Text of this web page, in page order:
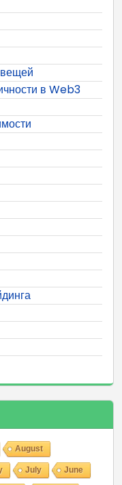
в Web3
August
July June